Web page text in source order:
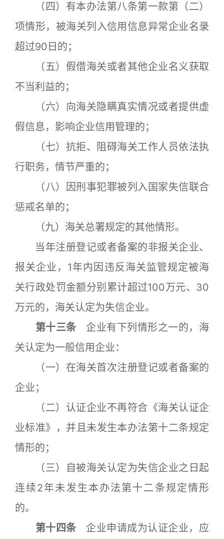
（四）有本办法第八条第一款第（二）
项情形，被海关列入信用信息异常企业名录
超过90日的；
（五）假借海关或者其他企业名义获取
不当利益的；
（六）向海关隐瞒真实情况或者提供虚
假信息，影响企业信用管理的；
（七）抗拒、阻碍海关工作人员依法执
行职务，情节严重的；
（八）因刑事犯罪被列入国家失信联合
惩戒名单的；
（九）海关总署规定的其他情形。
当年注册登记或者备案的非报关企业、
报关企业，1年内因违反海关监管规定被海
关行政处罚金额分别累计超过100万元、30
万元的，海关认定为失信企业。
第十三条 企业有下列情形之一的，海
关认定为一般信用企业：
（一）在海关首次注册登记或者备案的
企业；
（二）认证企业不再符合《海关认证企
业标准》，并且未发生本办法第十二条规定
情形的；
（三）自被海关认定为失信企业之日起
连续2年未发生本办法第十二条规定情形
的。
第十四条 企业申请成为认证企业，应